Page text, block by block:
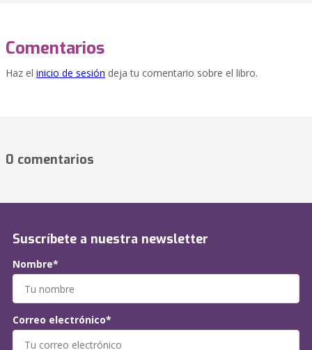
Comentarios
Haz el inicio de sesión deja tu comentario sobre el libro.
0 comentarios
Suscríbete a nuestra newsletter
Nombre*
Correo electrónico*